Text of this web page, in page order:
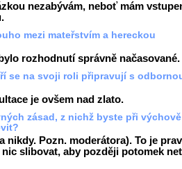
nezabývám, neboť mám
mezi mateřstvím a hereckou
rozhodnutí správně načasované.
se na svoji roli připravují s
je ovšem nad zlato.
zásad, z nichž byste při výchově
nikdy. Pozn. moderátora). To je
slibovat, aby později potomek